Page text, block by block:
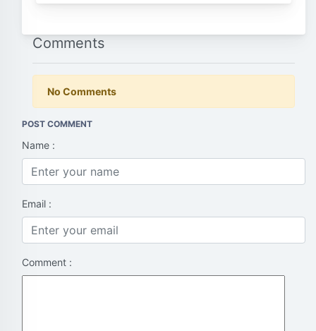
Comments
No Comments
POST COMMENT
Name :
Email :
Comment :